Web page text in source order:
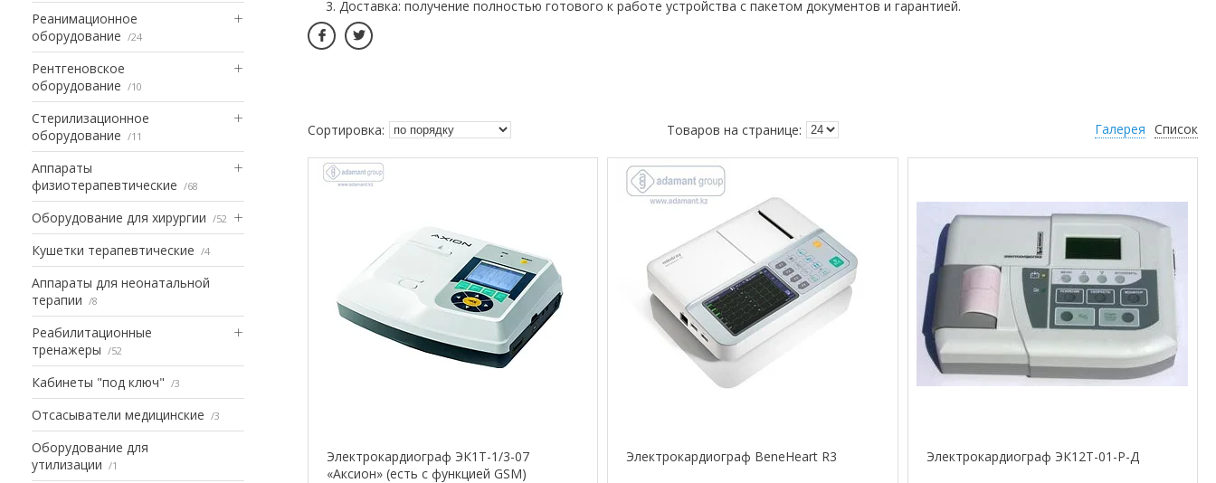
Реанимационное
оборудование
24
Рентгеновское
оборудование
10
Стерилизационное
оборудование
11
Аппараты
физиотерапевтические
68
Оборудование для хирургии 52
Кушетки терапевтические 4
Аппараты для неонатальной
терапии
8
Реабилитационные
тренажеры
52
Кабинеты "под ключ" 3
Отсасыватели медицинские 3
Оборудование для
утилизации
1
Доставка: получение полностью готового к работе устройства с пакетом документов и гарантией.
Галерея Список
Электрокардиограф ЭК1Т-1/3-07
«Аксион» (есть с функцией GSM)
Электрокардиограф BeneHeart R3 Электрокардиограф ЭК12Т-01-Р-Д